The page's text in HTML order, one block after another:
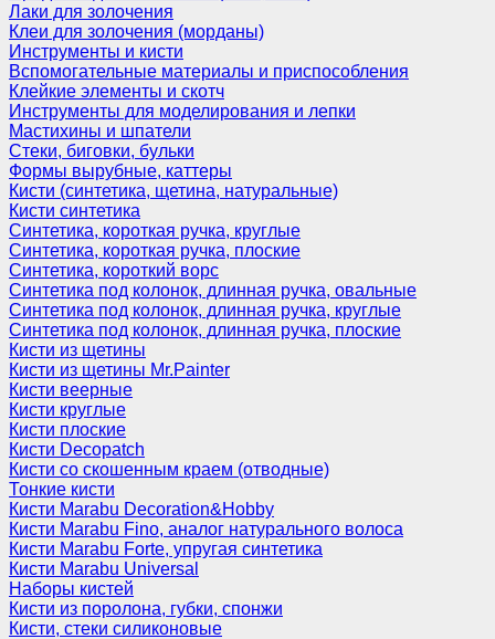
Лаки для золочения
Клеи для золочения (морданы)
Инструменты и кисти
Вспомогательные материалы и приспособления
Клейкие элементы и скотч
Инструменты для моделирования и лепки
Мастихины и шпатели
Стеки, биговки, бульки
Формы вырубные, каттеры
Кисти (синтетика, щетина, натуральные)
Кисти синтетика
Синтетика, короткая ручка, круглые
Синтетика, короткая ручка, плоские
Синтетика, короткий ворс
Синтетика под колонок, длинная ручка, овальные
Синтетика под колонок, длинная ручка, круглые
Синтетика под колонок, длинная ручка, плоские
Кисти из щетины
Кисти из щетины Mr.Painter
Кисти веерные
Кисти круглые
Кисти плоские
Кисти Decopatch
Кисти со скошенным краем (отводные)
Тонкие кисти
Кисти Marabu Decoration&Hobby
Кисти Marabu Fino, аналог натурального волоса
Кисти Marabu Forte, упругая синтетика
Кисти Marabu Universal
Наборы кистей
Кисти из поролона, губки, спонжи
Кисти, стеки силиконовые